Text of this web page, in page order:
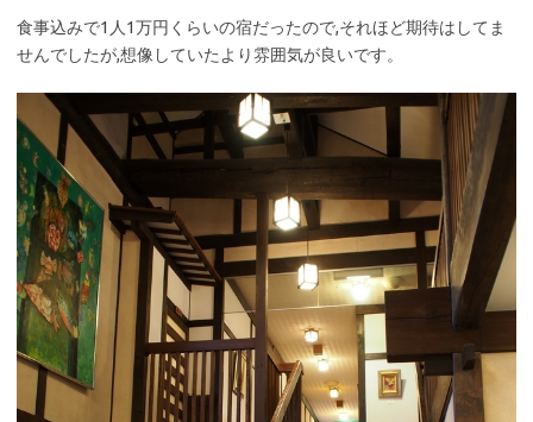
食事込みで1人1万円くらいの宿だったので,それほど期待はしてま
せんでしたが,想像していたより雰囲気が良いです。